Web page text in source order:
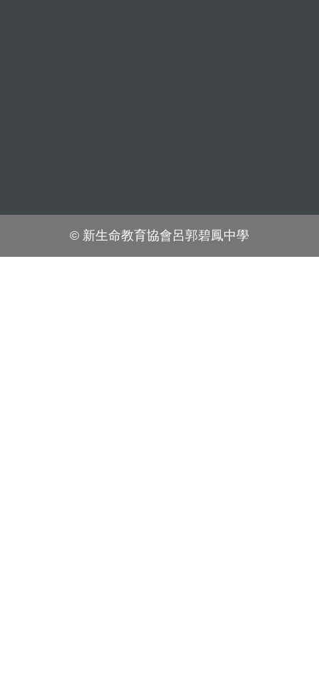
© 新生命教育協會呂郭碧鳳中學